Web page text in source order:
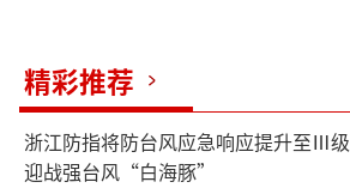
精彩推荐
浙江防指将防台风应急响应提升至Ⅲ级
迎战强台风“白海豚”